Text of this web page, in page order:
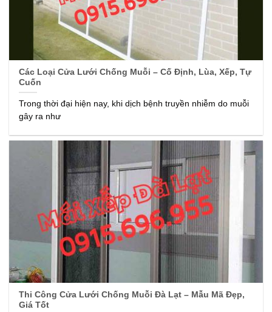
Các Loại Cửa Lưới Chống Muỗi – Cố Định, Lùa, Xếp, Tự
Cuốn
Trong thời đại hiện nay, khi dịch bệnh truyền nhiễm do muỗi
gây ra như
Thi Công Cửa Lưới Chống Muỗi Đà Lạt – Mẫu Mã Đẹp,
Giá Tốt